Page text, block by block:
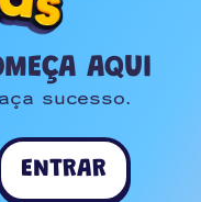
AQUI
sucesso.
ENTRAR